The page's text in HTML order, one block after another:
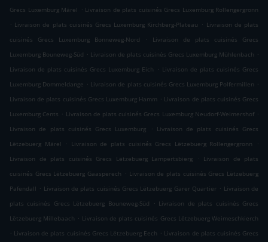
Grecs Luxemburg Märel . Livraison de plats cuisinés Grecs Luxemburg Rollengergronn
. Livraison de plats cuisinés Grecs Luxemburg Kirchberg-Plateau . Livraison de plats
cuisinés Grecs Luxemburg Bonneweg-Nord
.
Livraison de plats cuisinés Grecs
Luxemburg Bouneweg-Süd . Livraison de plats cuisinés Grecs Luxemburg Mühlenbach .
Livraison de plats cuisinés Grecs Luxemburg Eich
. Livraison de plats cuisinés Grecs
Luxemburg Dommeldange . Livraison de plats cuisinés Grecs Luxemburg Polfermillen .
Livraison de plats cuisinés Grecs Luxemburg Hamm . Livraison de plats cuisinés Grecs
Luxemburg Cents . Livraison de plats cuisinés Grecs Luxemburg Neudorf-Weimershof .
Livraison de plats cuisinés Grecs Luxemburg
. Livraison de plats cuisinés Grecs
Lëtzebuerg Märel
. Livraison de plats cuisinés Grecs Lëtzebuerg Rollengergronn
.
Livraison de plats cuisinés Grecs Lëtzebuerg Lampertsbierg
. Livraison de plats
cuisinés Grecs Lëtzebuerg Gaasperech . Livraison de plats cuisinés Grecs Lëtzebuerg
Pafendall . Livraison de plats cuisinés Grecs Lëtzebuerg Garer Quartier . Livraison de
plats cuisinés Grecs Lëtzebuerg Bouneweg-Süd
. Livraison de plats cuisinés Grecs
Lëtzebuerg Millebaach . Livraison de plats cuisinés Grecs Lëtzebuerg Weimeschkierch
. Livraison de plats cuisinés Grecs Lëtzebuerg Eech . Livraison de plats cuisinés Grecs